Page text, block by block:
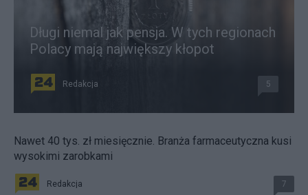
Długi niemal jak pensja. W tych regionach
Polacy mają największy kłopot
Redakcja 5
Nawet 40 tys. zł miesięcznie. Branża farmaceutyczna kusi
wysokimi zarobkami
Redakcja 7